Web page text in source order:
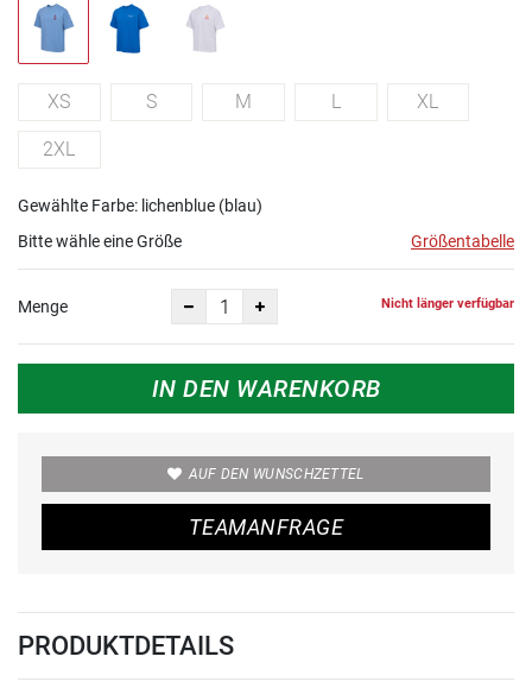
XS S M L XL
2XL
Gewählte Farbe: lichenblue (blau)
Bitte wähle eine Größe
Größentabelle
Menge Nicht länger verfügbar
IN DEN WARENKORB
AUF DEN WUNSCHZETTEL
TEAMANFRAGE
PRODUKTDETAILS